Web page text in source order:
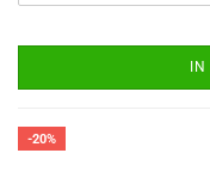
-20%